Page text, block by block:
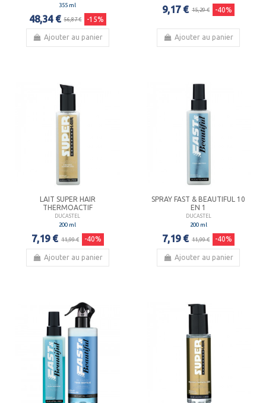
355 ml
48,34 € 56,87 € -15%
Ajouter au panier
9,17 € 15,29 € -40%
Ajouter au panier
LAIT SUPER HAIR
THERMOACTIF
DUCASTEL
200 ml
7,19 € 11,99 € -40%
Ajouter au panier
SPRAY FAST & BEAUTIFUL 10
EN 1
DUCASTEL
200 ml
7,19 € 11,99 € -40%
Ajouter au panier